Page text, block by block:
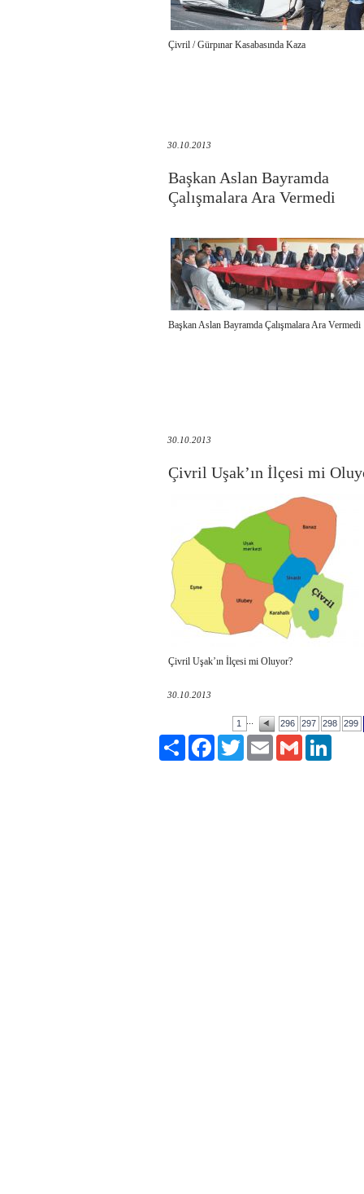
Çivril / Gürpınar Kasabasında Kaza
30.10.2013
Başkan Aslan Bayramda
Çalışmalara Ara Vermedi
Başkan Aslan Bayramda Çalışmalara Ara Vermedi
30.10.2013
Çivril Uşak’ın İlçesi mi
Çivril Uşak’ın İlçesi mi Oluyor?
30.10.2013
1 296 297 298 299
Paylaş FacebookTwitter Email Gmail